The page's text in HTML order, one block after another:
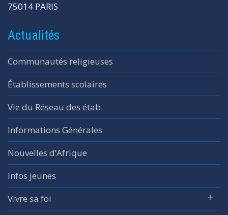
75014 PARIS
Actualités
Communautés religieuses
Établissements scolaires
Vie du Réseau des étab.
Informations Générales
Nouvelles d’Afrique
Infos jeunes
Vivre sa foi